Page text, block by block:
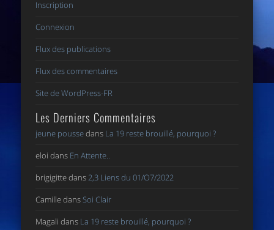
Inscription
Connexion
Flux des publications
Flux des commentaires
Site de WordPress-FR
Les Derniers Commentaires
jeune poussedans La 19 reste brouillé, pourquoi ?
eloi dans En Attente..
brigigittedans2,3 Liens du 01/O7/2022
CamilledansSoi Clair
Magali dans La 19 reste brouillé, pourquoi ?